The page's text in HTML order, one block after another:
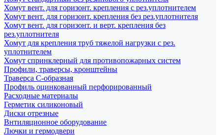
Хомут вент. для горизонт. крепления с рез.уплотнителем
Хомут вент. для горизонт. крепления без рез.уплотнителя
Хомут вент. для горизонт. и верт. крепления без
рез.уплотнителя
Хомут для крепления труб тяжелой нагрузки с рез.
уплотнителем
Хомут спринклерный для противопожарных систем
Профили, траверсы, кронштейны
Траверса С-образная
Профиль оцинкованный перфорированный
Расходные материалы
Герметик силиконовый
Диски отрезные
Внтиляционное оборудование
Лючки и гермодвери